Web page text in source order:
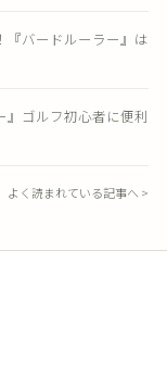
『バードルーラー』は
ゴルフ初心者に便利
よく読まれている記事へ >